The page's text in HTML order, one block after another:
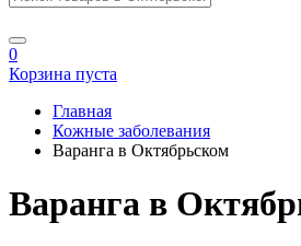
0
Корзина пуста
Главная
Кожные заболевания
Варанга в Октябрьском
Варанга в